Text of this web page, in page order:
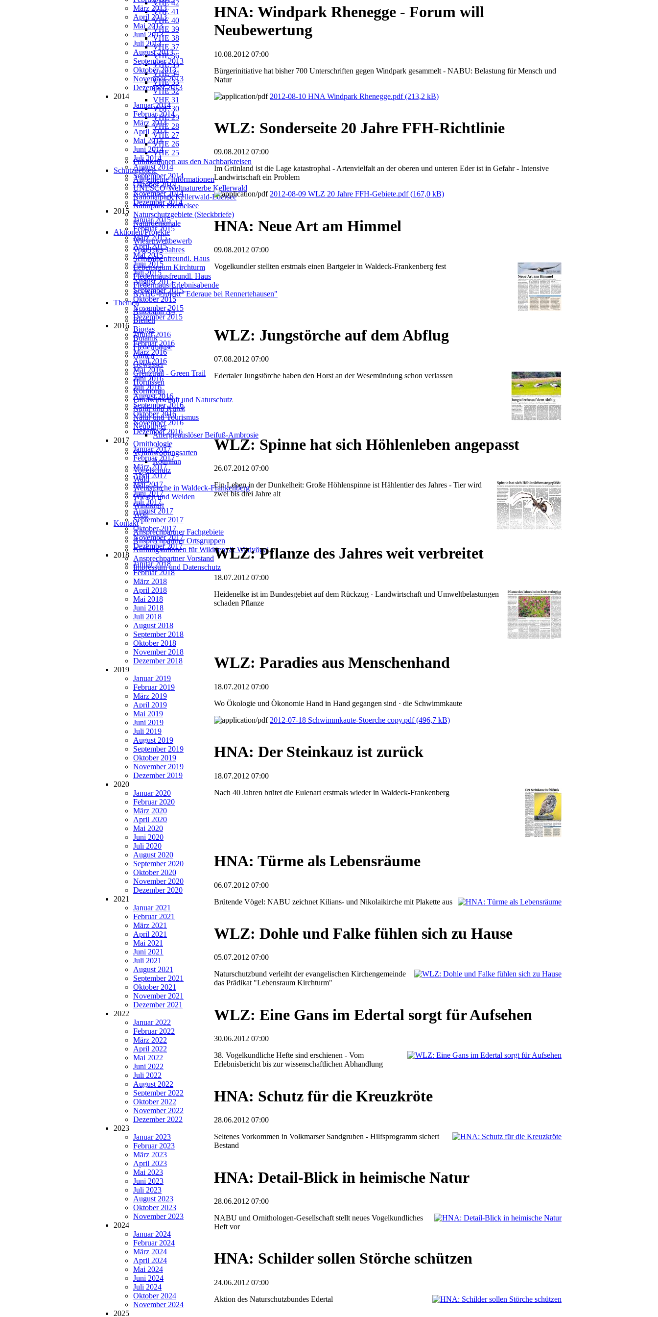
VHE 42
VHE 41
VHE 40
VHE 39
VHE 38
VHE 37
VHE 36
VHE 35
VHE 34
VHE 33
VHE 32
VHE 31
VHE 30
VHE 29
VHE 28
VHE 27
VHE 26
VHE 25
Publikationen aus den Nachbarkreisen
Schutzgebiete
Allgemeine Informationen
UNESCO-Weltnaturerbe Kellerwald
Nationalpark Kellerwald-Edersee
Naturpark Diemelsee
Naturschutzgebiete (Steckbriefe)
Naturdenkmale
Aktionen/Projekte
Wiesenwettbewerb
Vogel des Jahres
Schwalbenfreundl. Haus
Lebensraum Kirchturm
Fledermausfreundl. Haus
Fledermaus-Erlebnisabende
NABU-Projekt "Ederaue bei Rennertehausen"
Themen
Autobahn A4
Bienen
Biogas
Botanik
Fledermäuse
Garten
Gewässer
Grenztrail - Green Trail
Hornissen
Kormoran
Landwirtschaft und Naturschutz
Natur und Kunst
Natur und Tourismus
Neubürger
Allergieauslöser Beifuß-Ambrosie
Ornithologie
Verantwortungsarten
Rotmilan
Vogelschutz
Wald
Weißstörche in Waldeck-Frankenberg
Wiesen und Weiden
Windkraft
Wolf
Kontakt
Ansprechpartner Fachgebiete
Ansprechpartner Ortsgruppen
Auffangstationen für Wildtiere & Wildvögel
Ansprechpartner Vorstand
Impressum und Datenschutz
März 2013
April 2013
Mai 2013
Juni 2013
Juli 2013
August 2013
September 2013
Oktober 2013
November 2013
Dezember 2013
2014
Januar 2014
Februar 2014
März 2014
April 2014
Mai 2014
Juni 2014
Juli 2014
August 2014
September 2014
Oktober 2014
November 2014
Dezember 2014
2015
Januar 2015
Februar 2015
März 2015
April 2015
Mai 2015
Juni 2015
Juli 2015
August 2015
September 2015
Oktober 2015
November 2015
Dezember 2015
2016
Januar 2016
Februar 2016
März 2016
April 2016
Mai 2016
Juni 2016
Juli 2016
August 2016
September 2016
Oktober 2016
November 2016
Dezember 2016
2017
Januar 2017
Februar 2017
März 2017
April 2017
Mai 2017
Juni 2017
Juli 2017
August 2017
September 2017
Oktober 2017
November 2017
Dezember 2017
2018
Januar 2018
Februar 2018
März 2018
April 2018
Mai 2018
Juni 2018
Juli 2018
August 2018
September 2018
Oktober 2018
November 2018
Dezember 2018
2019
Januar 2019
Februar 2019
März 2019
April 2019
Mai 2019
Juni 2019
Juli 2019
August 2019
September 2019
Oktober 2019
November 2019
Dezember 2019
2020
Januar 2020
Februar 2020
März 2020
April 2020
Mai 2020
Juni 2020
Juli 2020
August 2020
September 2020
Oktober 2020
November 2020
Dezember 2020
2021
Januar 2021
Februar 2021
März 2021
April 2021
Mai 2021
Juni 2021
Juli 2021
August 2021
September 2021
Oktober 2021
November 2021
Dezember 2021
2022
Januar 2022
Februar 2022
März 2022
April 2022
Mai 2022
Juni 2022
Juli 2022
August 2022
September 2022
Oktober 2022
November 2022
Dezember 2022
2023
Januar 2023
Februar 2023
März 2023
April 2023
Mai 2023
Juni 2023
Juli 2023
August 2023
Oktober 2023
November 2023
2024
Januar 2024
Februar 2024
März 2024
April 2024
Mai 2024
Juni 2024
Juli 2024
Oktober 2024
November 2024
2025
HNA: Windpark Rhenegge - Forum will
Neubewertung
10.08.2012 07:00
Bürgerinitiative hat bisher 700 Unterschriften gegen Windpark gesammelt - NABU: Belastung für Mensch und
Natur
2012-08-10 HNA Windpark Rhenegge.pdf(213,2 kB)
WLZ: Sonderseite 20 Jahre FFH-Richtlinie
09.08.2012 07:00
Im Grünland ist die Lage katastrophal - Artenvielfalt an der oberen und unteren Eder ist in Gefahr - Intensive
Landwirtschaft ein Problem
2012-08-09 WLZ 20 Jahre FFH-Gebiete.pdf(167,0 kB)
HNA: Neue Art am Himmel
09.08.2012 07:00
Vogelkundler stellten erstmals einen Bartgeier in Waldeck-Frankenberg fest
WLZ: Jungstörche auf dem Abflug
07.08.2012 07:00
Edertaler Jungstörche haben den Horst an der Wesemündung schon verlassen
WLZ: Spinne hat sich Höhlenleben angepasst
26.07.2012 07:00
Ein Leben in der Dunkelheit: Große Höhlenspinne ist Hählentier des Jahres - Tier wird
zwei bis drei Jahre alt
WLZ: Pflanze des Jahres weit verbreitet
18.07.2012 07:00
Heidenelke ist im Bundesgebiet auf dem Rückzug · Landwirtschaft und Umweltbelastungen
schaden Pflanze
WLZ: Paradies aus Menschenhand
18.07.2012 07:00
Wo Ökologie und Ökonomie Hand in Hand gegangen sind · die Schwimmkaute
2012-07-18 Schwimmkaute-Stoerche copy.pdf(496,7 kB)
HNA: Der Steinkauz ist zurück
18.07.2012 07:00
Nach 40 Jahren brütet die Eulenart erstmals wieder in Waldeck-Frankenberg
HNA: Türme als Lebensräume
06.07.2012 07:00
Brütende Vögel: NABU zeichnet Kilians- und Nikolaikirche mit Plakette aus
WLZ: Dohle und Falke fühlen sich zu Hause
05.07.2012 07:00
Naturschutzbund verleiht der evangelischen Kirchengemeinde
das Prädikat "Lebensraum Kirchturm"
WLZ: Eine Gans im Edertal sorgt für Aufsehen
30.06.2012 07:00
38. Vogelkundliche Hefte sind erschienen - Vom
Erlebnisbericht bis zur wissenschaftlichen Abhandlung
HNA: Schutz für die Kreuzkröte
28.06.2012 07:00
Seltenes Vorkommen in Volkmarser Sandgruben - Hilfsprogramm sichert
Bestand
HNA: Detail-Blick in heimische Natur
28.06.2012 07:00
NABU und Ornithologen-Gesellschaft stellt neues Vogelkundliches
Heft vor
HNA: Schilder sollen Störche schützen
24.06.2012 07:00
Aktion des Naturschutzbundes Edertal